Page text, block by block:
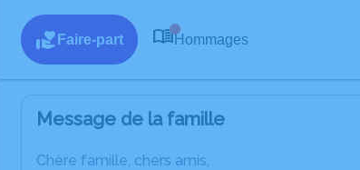
Faire-part Hommages
Message de la famille
Chère famille, chers amis,